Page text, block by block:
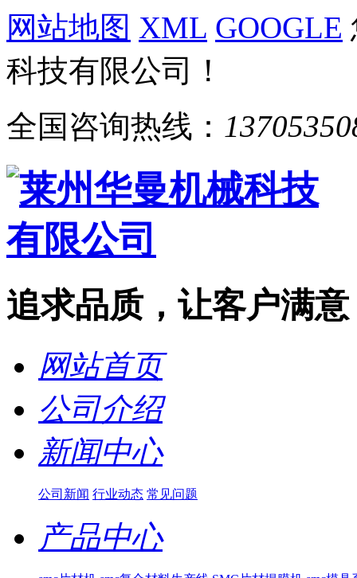
网站地图 XML GOOGLE
科技有限公司！
全国咨询热线：
追求品质，让客户满意
网站首页
公司介绍
新闻中心
公司新闻 行业动态 常见问题
产品中心